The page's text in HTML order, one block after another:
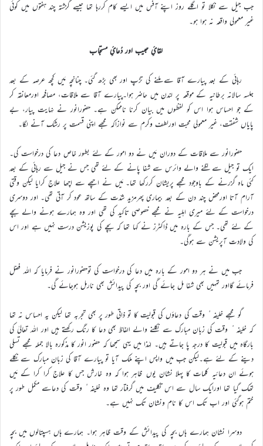
جب جیل سے نکلا تو اگلے روز اپنے آفس میں ایسے کام کررہا تھا جیسے گزشتہ چند ہفتوں میں کوئی
غیر معمولی واقعہ نہ ہوا ہو۔
لقائِ حبیب اور دُعائِ مستجاب
رہائی کے بعد پیارے آقا سے ملنے کی تڑپ اور بھی بڑھ گئی۔ چنانچہ مَیں کچھ عرصہ کے بعد
جلسہ سالانہ برطانیہ کے موقعہ پر لندن میں حاضر ہوا۔پیارے آقا سے ملاقات، مصافحہ اورمعانقہ کر
کے جو احساس ہوا اس کو لفظوں میں بیان کرنا ناممکن ہے۔ حضورانور نے نہایت پیار، بے
پایاں شفقت، غیر معمولی محبت اورلطف وکرم سے نوازاکہ مجھے اپنی قسمت پر رشک آنے لگا۔
حضورانور سے ملاقات کے دوران مَیں نے دو امور کے لئے بطور خاص دعا کی درخواست کی۔
ایک تو جیل سے لگنے والے وائرس سے شفا پانے کے لئے تھی جس نے جیل سے رہائی کے بعد
کئی ماہ گزرنے کے باوجود مجھے پریشان کررکھا تھا۔ مَیں نے اچھے سے اچھا علاج کرایا لیکن وقتی
آرام آتا اورمحض چند دن کے بعد بیماری پھرمزید شدّت کے ساتھ عود کر آتی تھی۔ اور دوسری
درخواست کے لئے میری اہلیہ نے مجھے خصوصی تاکید کی تھی اور وہ ہمارے ہونے والے بچے
کے لئے تھی۔ جس کے بارہ میں ڈاکٹرز نے کہا تھا کہ بچے کی پوزیشن درست نہیں ہے اور اس
کی ولادت آپریشن سے ہوگی۔
جب میں نے ہر دو امور کے بارہ میں دعا کی درخواست کی توحضورانور نے فرمایا کہ اللہ فضل
فرمائے گااور تمہیں بھی شفا مل جائے گی اور بچہ کی پیدائش بھی نارمل ہوجائے گی۔
گو مجھے خلیفہ ٔ وقت کی دعاؤں کی قبولیت کا تو ذاتی طور پر بھی تجربہ تھا لیکن یہ احساس نہ تھا
کہ خلیفہ ٔ وقت کی زبان مبارک سے نکلنے والے الفاظ بھی دعا کا رنگ رکھتے ہیں اور اللہ تعالیٰ کی
بارگاہ میں قبولیت کا درجہ پا جاتے ہیں۔ لہٰذا میں یہی سمجھا کہ حضور انور کا مذکورہ بالا جملہ مجھے تسلی
دینے کے لئے ہے۔لیکن جب میں واپس اپنے ملک آیا تو پیارے آقا کی زبان مبارک سے نکلے
ہوئے ان دعائیہ کلمات کا پہلا نشان یوں ظاہر ہوا کہ وہ خارش جس کا علاج کرا کرا کے مَیں
تھک گیا تھا اورایک سال سے اس تکلیف میں گرفتار تھا وہ خلیفہ ٔ وقت کی دعاسے مکمل طور پر
ختم ہوگئی اور اب تک اس کا نام ونشان تک نہیں ہے۔
دوسرا نشان ہمارے ہاں بچہ کی پیدائش کے وقت ظاہر ہوا۔ ہمارے ہاں ہسپتالوں میں بچہ